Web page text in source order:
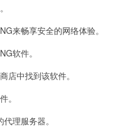
来畅享安全的网络体验。
软件。
中找到该软件。
。
理服务器。